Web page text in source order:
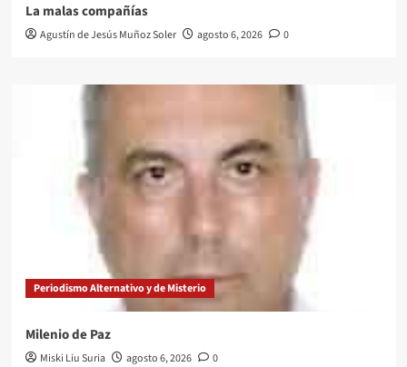
La malas compañías
Agustín de Jesús Muñoz Soler agosto 6, 2026 0
Periodismo Alternativo y de Misterio
Milenio de Paz
Miski Liu Suria agosto 6, 2026 0